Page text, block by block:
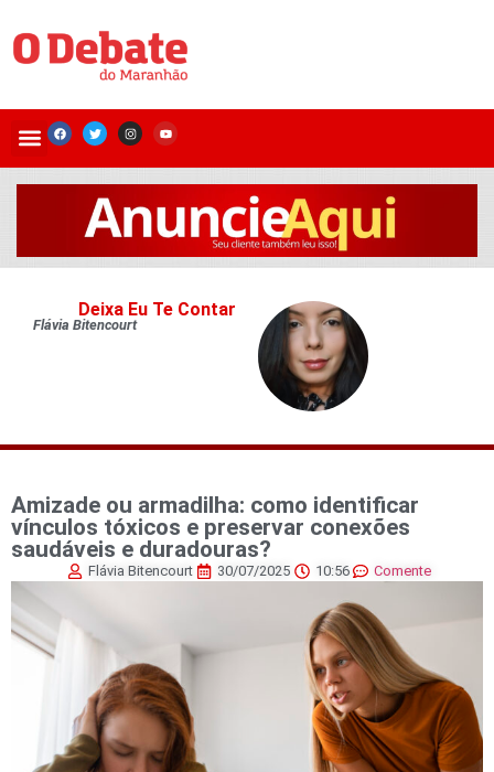
Deixa Eu Te Contar
Flávia Bitencourt
Amizade ou armadilha: como identificar
vínculos tóxicos e preservar conexões
saudáveis e duradouras?
Flávia Bitencourt 30/07/2025 10:56 Comente